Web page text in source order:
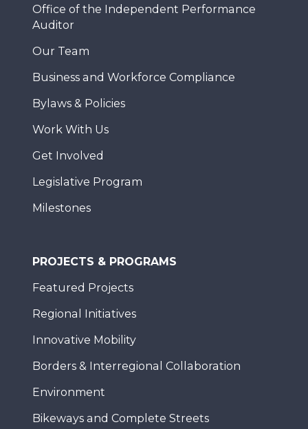
Office of the Independent Performance
Auditor
Our Team
Business and Workforce Compliance
Bylaws & Policies
Work With Us
Get Involved
Legislative Program
Milestones
PROJECTS & PROGRAMS
Featured Projects
Regional Initiatives
Innovative Mobility
Borders & Interregional Collaboration
Environment
Bikeways and Complete Streets